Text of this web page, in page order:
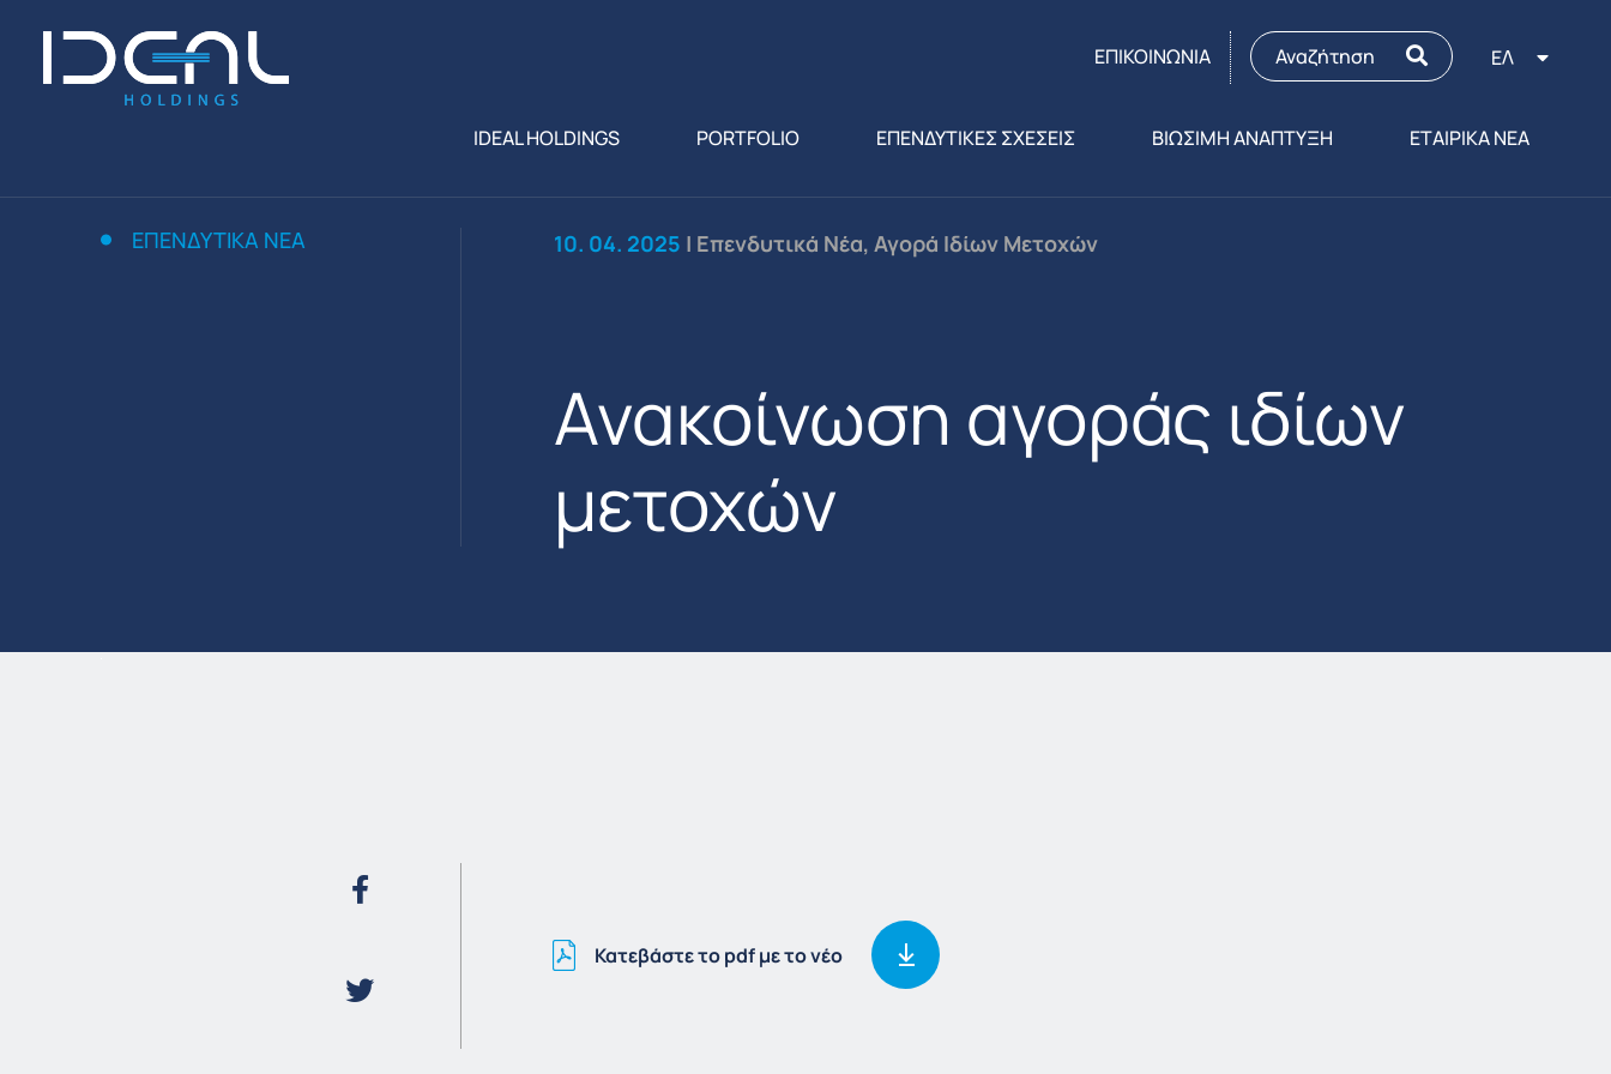
ΕΠΙΚΟΙΝΩΝΙΑ ΕΛ
IDEAL HOLDINGS PORTFOLIO ΕΠΕΝΔΥΤΙΚΕΣ ΣΧΕΣΕΙΣ ΒΙΩΣΙΜΗ ΑΝΑΠΤΥΞΗ ΕΤΑΙΡΙΚΑ ΝΕΑ
ΕΠΕΝΔΥΤΙΚΆ ΝΈΑ 10. 04. 2025 | Επενδυτικά Νέα, Αγορά Ιδίων Μετοχών
Ανακοίνωση αγοράς ιδίων
μετοχών
Κατεβάστε το pdf με το νέο